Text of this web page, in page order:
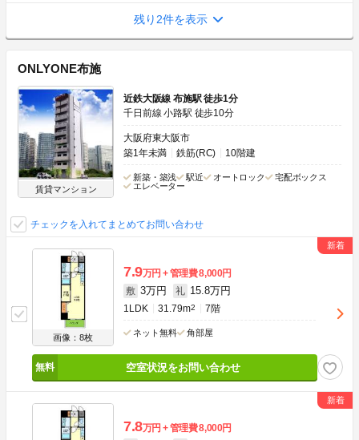
残り2件を表示
ONLYONE布施
賃貸マンション
近鉄大阪線 布施駅 徒歩1分
千日前線 小路駅 徒歩10分
大阪府東大阪市
築1年未満
鉄筋(RC) 10階建
新築・築浅 駅近 オートロック
宅配ボックス
エレベーター
チェックを入れてまとめてお問い合わせ
画像：8枚
7.9万円 管理費8,000円
敷 3万円 礼 15.8万円
1LDK 31.79m2 7階
ネット無料 角部屋
空室状況をお問い合わせ
7.8万円 管理費8,000円